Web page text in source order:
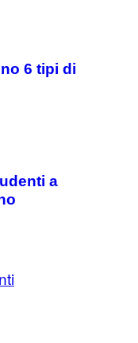
6 tipi di
a